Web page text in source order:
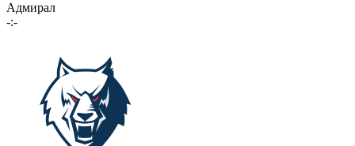
Адмирал
-:-